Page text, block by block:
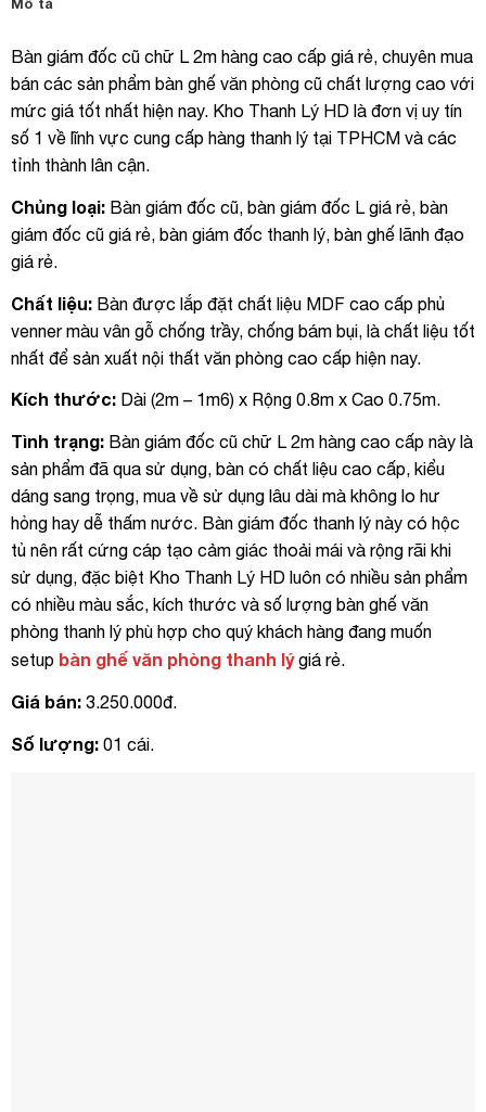
Mô tả
Bàn giám đốc cũ chữ L 2m hàng cao cấp giá rẻ, chuyên mua
bán các sản phẩm bàn ghế văn phòng cũ chất lượng cao với
mức giá tốt nhất hiện nay. Kho Thanh Lý HD là đơn vị uy tín
số 1 về lĩnh vực cung cấp hàng thanh lý tại TPHCM và các
tỉnh thành lân cận.
Chủng loại: Bàn giám đốc cũ, bàn giám đốc L giá rẻ, bàn
giám đốc cũ giá rẻ, bàn giám đốc thanh lý, bàn ghế lãnh đạo
giá rẻ.
Chất liệu: Bàn được lắp đặt chất liệu MDF cao cấp phủ
venner màu vân gỗ chống trầy, chống bám bụi, là chất liệu tốt
nhất để sản xuất nội thất văn phòng cao cấp hiện nay.
Kích thước: Dài (2m – 1m6) x Rộng 0.8m x Cao 0.75m.
Tình trạng: Bàn giám đốc cũ chữ L 2m hàng cao cấp này là
sản phẩm đã qua sử dụng, bàn có chất liệu cao cấp, kiểu
dáng sang trọng, mua về sử dụng lâu dài mà không lo hư
hỏng hay dễ thấm nước. Bàn giám đốc thanh lý này có hộc
tủ nên rất cứng cáp tạo cảm giác thoải mái và rộng rãi khi
sử dụng, đặc biệt Kho Thanh Lý HD luôn có nhiều sản phẩm
có nhiều màu sắc, kích thước và số lượng bàn ghế văn
phòng thanh lý phù hợp cho quý khách hàng đang muốn
setup bàn ghế văn phòng thanh lýgiá rẻ.
Giá bán: 3.250.000đ.
Số lượng: 01 cái.